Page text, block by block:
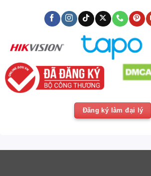
Đăng ký làm đại lý